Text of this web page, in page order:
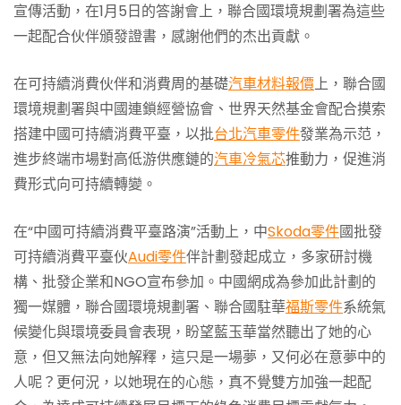
宣傳活動，在1月5日的答謝會上，聯合國環境規劃署為這些
一起配合伙伴頒發證書，感謝他們的杰出貢獻。
在可持續消費伙伴和消費周的基礎汽車材料報價上，聯合國
環境規劃署與中國連鎖經營協會、世界天然基金會配合摸索
搭建中國可持續消費平臺，以批台北汽車零件發業為示范，
進步終端市場對高低游供應鏈的汽車冷氣芯推動力，促進消
費形式向可持續轉變。
在“中國可持續消費平臺路演”活動上，中Skoda零件國批發
可持續消費平臺伙Audi零件伴計劃發起成立，多家研討機
構、批發企業和NGO宣布參加。中國網成為參加此計劃的
獨一媒體，聯合國環境規劃署、聯合國駐華福斯零件系統氣
候變化與環境委員會表現，盼望藍玉華當然聽出了她的心
意，但又無法向她解釋，這只是一場夢，又何必在意夢中的
人呢？更何況，以她現在的心態，真不覺雙方加強一起配